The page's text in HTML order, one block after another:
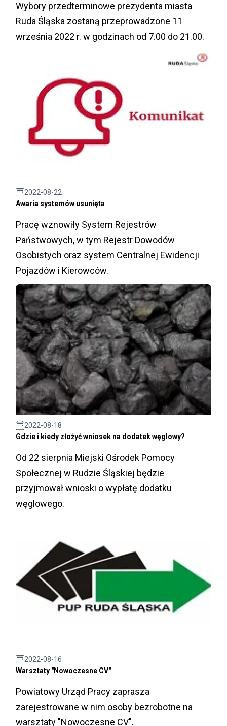
Wybory przedterminowe prezydenta miasta
Ruda Śląska zostaną przeprowadzone 11
września 2022 r. w godzinach od 7.00 do 21.00.
2022-08-22
Awaria systemów usunięta
Pracę wznowiły System Rejestrów
Państwowych, w tym Rejestr Dowodów
Osobistych oraz system Centralnej Ewidencji
Pojazdów i Kierowców.
2022-08-18
Gdzie i kiedy złożyć wniosek na dodatek węglowy?
Od 22 sierpnia Miejski Ośrodek Pomocy
Społecznej w Rudzie Śląskiej będzie
przyjmował wnioski o wypłatę dodatku
węglowego.
2022-08-16
Warsztaty "Nowoczesne CV"
Powiatowy Urząd Pracy zaprasza
zarejestrowane w nim osoby bezrobotne na
warsztaty "Nowoczesne CV".